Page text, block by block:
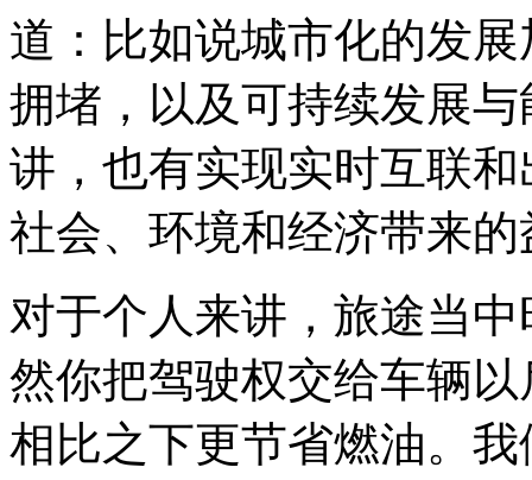
道：比如说城市化的发
拥堵，以及可持续发展
讲，也有实现实时互联
社会、环境和经济带来
对于个人来讲，旅途当
然你把驾驶权交给车辆
相比之下更节省燃油。